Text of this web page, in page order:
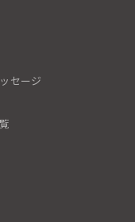
セージ